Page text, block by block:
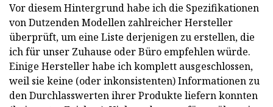
Vor diesem Hintergrund habe ich die Spezifikationen
von Dutzenden Modellen zahlreicher Hersteller
überprüft, um eine Liste derjenigen zu erstellen, die
ich für unser Zuhause oder Büro empfehlen würde.
Einige Hersteller habe ich komplett ausgeschlossen,
weil sie keine (oder inkonsistenten) Informationen zu
den Durchlasswerten ihrer Produkte liefern konnten